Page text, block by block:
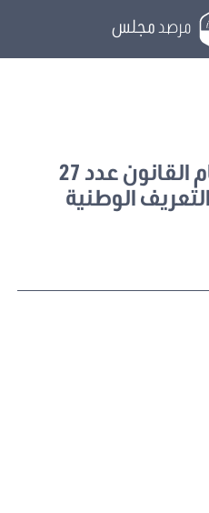
مرصد مجلس
يتعلق بتنقيح وإتمام القانون عدد 27